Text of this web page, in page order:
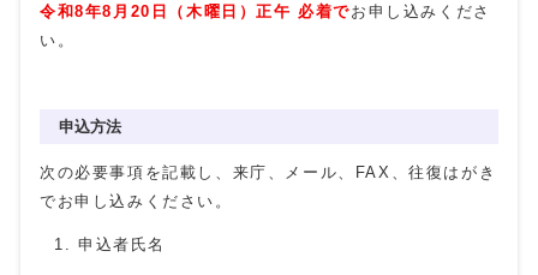
令和8年8月20日（木曜日）正午 必着でお申し込みくださ
い。
申込方法
次の必要事項を記載し、来庁、メール、FAX、往復はがき
でお申し込みください。
申込者氏名